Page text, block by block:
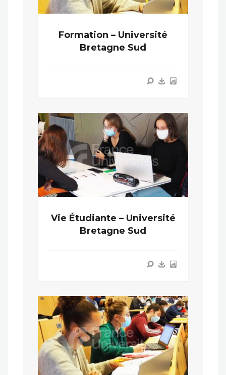
Formation – Université
Bretagne Sud
Vie Étudiante – Université
Bretagne Sud